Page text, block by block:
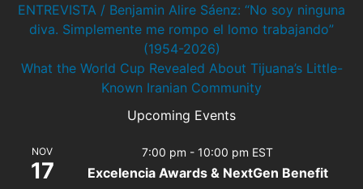
ENTREVISTA / Benjamin Alire Sáenz: “No soy ninguna
diva. Simplemente me rompo el lomo trabajando”
(1954-2026)
What the World Cup Revealed About Tijuana’s Little-
Known Iranian Community
Upcoming Events
NOV
17
7:00 pm - 10:00 pm EST
Excelencia Awards & NextGen Benefit